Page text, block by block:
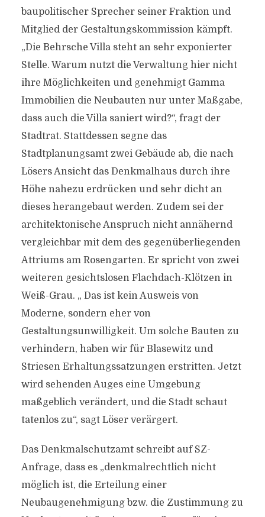
baupolitischer Sprecher seiner Fraktion und
Mitglied der Gestaltungskommission kämpft.
„Die Behrsche Villa steht an sehr exponierter
Stelle. Warum nutzt die Verwaltung hier nicht
ihre Möglichkeiten und genehmigt Gamma
Immobilien die Neubauten nur unter Maßgabe,
dass auch die Villa saniert wird?“, fragt der
Stadtrat. Stattdessen segne das
Stadtplanungsamt zwei Gebäude ab, die nach
Lösers Ansicht das Denkmalhaus durch ihre
Höhe nahezu erdrücken und sehr dicht an
dieses herangebaut werden. Zudem sei der
architektonische Anspruch nicht annähernd
vergleichbar mit dem des gegenüberliegenden
Attriums am Rosengarten. Er spricht von zwei
weiteren gesichtslosen Flachdach-Klötzen in
Weiß-Grau. „ Das ist kein Ausweis von
Moderne, sondern eher von
Gestaltungsunwilligkeit. Um solche Bauten zu
verhindern, haben wir für Blasewitz und
Striesen Erhaltungssatzungen erstritten. Jetzt
wird sehenden Auges eine Umgebung
maßgeblich verändert, und die Stadt schaut
tatenlos zu“, sagt Löser verärgert.
Das Denkmalschutzamt schreibt auf SZ-
Anfrage, dass es „denkmalrechtlich nicht
möglich ist, die Erteilung einer
Neubaugenehmigung bzw. die Zustimmung zu